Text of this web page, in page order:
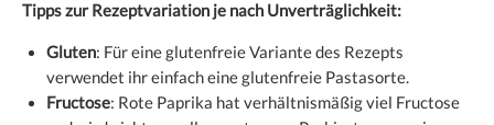
Tipps zur Rezeptvariation je nach Unverträglichkeit:
Gluten: Für eine glutenfreie Variante des Rezepts
verwendet ihr einfach eine glutenfreie Pastasorte.
Fructose: Rote Paprika hat verhältnismäßig viel Fructose